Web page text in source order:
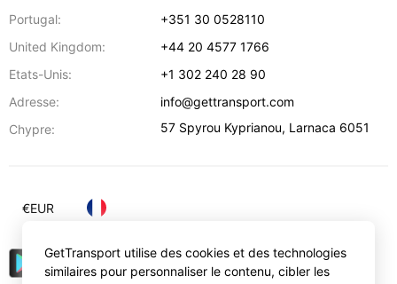
Portugal:
+351 30 0528110
United Kingdom:
+44 20 4577 1766
Etats-Unis:
+1 302 240 28 90
Adresse:
info@gettransport.com
Chypre:
57 Spyrou Kyprianou, Larnaca 6051
€EUR
GetTransport utilise des cookies et des technologies
similaires pour personnaliser le contenu, cibler les